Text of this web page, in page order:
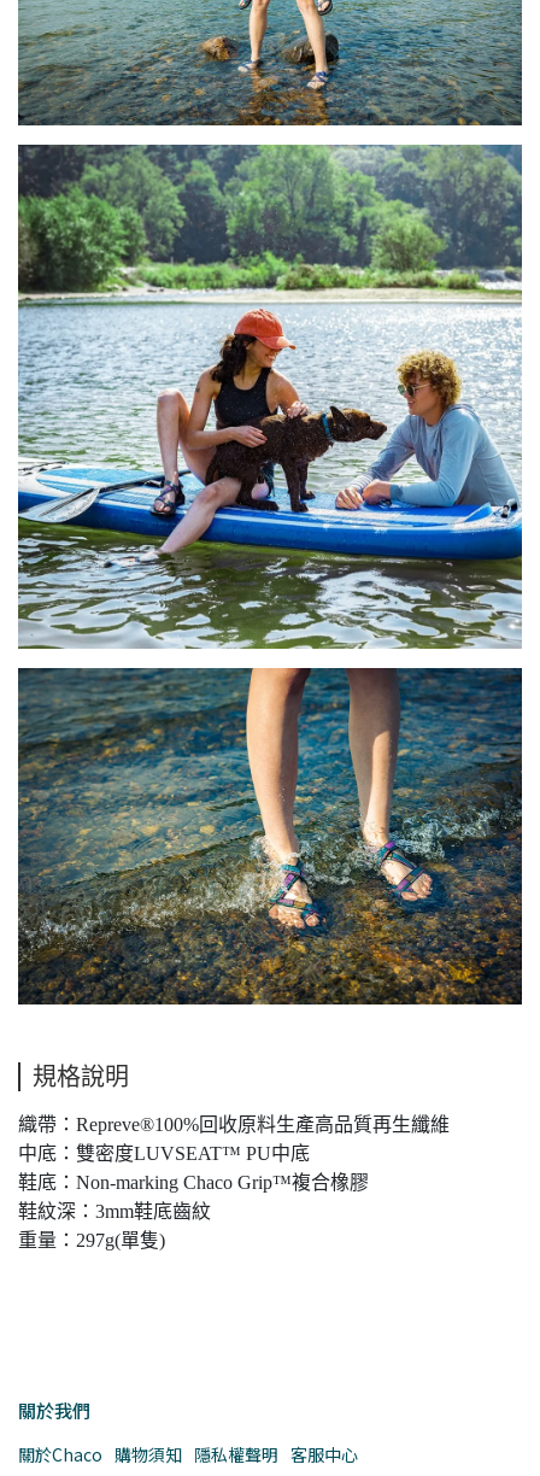
規格說明
織帶：Repreve®100%回收原料生產高品質再生纖維
中底：雙密度LUVSEAT™ PU中底
鞋底：Non-marking Chaco Grip™複合橡膠
鞋紋深：3mm鞋底齒紋
重量：297g(單隻)
關於我們
關於Chaco 購物須知 隱私權聲明 客服中心